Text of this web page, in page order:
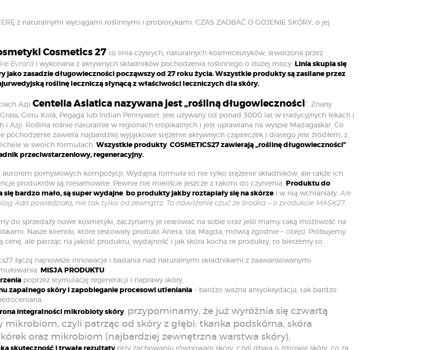
z naturalnymi wyciągami roślinnymi i probiotykami. CZAS ZADBAĆ O GOJENIE SKÓRY, o jej
Cosmetics 27 to linia czystych, naturalnych kosmeceutyków, stworzona przez
Evrardi wykonana z aktywnych składników pochodzenia roślinnego o dużej mocy. Linia skupia się
jako zasadzie długowieczności począwszy od 27 roku życia. Wszystkie produkty są zasilane przez
roślinę leczniczą słynącą z właściwości leczniczych dla skóry.
Azji Centella Asiatica nazywana jest „rośliną długowieczności”. Znany
Gotu Kola, Pegaga lub Indian Pennywort, jest używany od ponad 3000 lat w tradycyjnych lekach i
i Azji. Roślina rośnie naturalnie w regionach tropikalnych i jest uprawiana na wyspie Madagaskar. Co
pochodzenie zawiera najbardziej wyjątkowe stężenie aktywnych cząsteczek i dlatego jest źródłem, z
w swoich formułach. Wszystkie produkty COSMETICS27 zawierają „roślinę długowieczności”
przeciwstarzeniowy, regeneracyjny.
autorem pomysłowych kompozycji. Wydajna formuła to nie tylko stężenie składników, ale także ich
produktów są niesamowite. Pewnie nie mieliście jeszcze z takimi do czynienia. Produktu do
się bardzo mało, są super wydajne, bo produkty jakby roztapiały się na skórzei w nią wchłaniały.Ale
Ada powiedziała, nie tak tylko od zewnątrz. To nawilżenie czuć ze środka – o produkcie MASK27.
do sprzedaży nowe kosmetyki, zaczynamy je testować na sobie oraz jeśli mamy taką możliwość na
Nasze klientki, które testowały produkt Aneta, Iza, Magda, mówią zgodnie – obłęd. Próbujemy
cenę, ale patrząc na jakość produktu, wydajność i jak skóra kocha te produkty, to bierzemy to.
łączą najnowsze innowacje i badania nad naturalnymi składnikami z zaawansowanymi
MISJA PRODUKTU:
poprzez stymulację regeneracji i naprawy skóry,
zapalnego skóry i zapobieganie procesowi utleniania– bardzo ważna antyoksydacja, tak bardzo
integralności mikrobioty skóry, przypominamy, że już wyróżnia się czwartą
mikrobiom, czyli patrząc od skóry z głębi: tkanka podskórna, skóra
oraz mikrobiom (najbardziej zewnętrzna warstwa skóry),
skuteczność i trwałe rezultatyprzy zachowaniu równowagi skóry, czyli dbają o zdrowie skóry, co za